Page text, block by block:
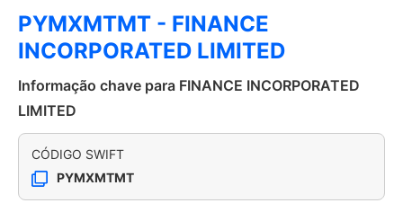
PYMXMTMT - FINANCE
INCORPORATED LIMITED
Informação chave para FINANCE INCORPORATED
LIMITED
CÓDIGO SWIFT
PYMXMTMT